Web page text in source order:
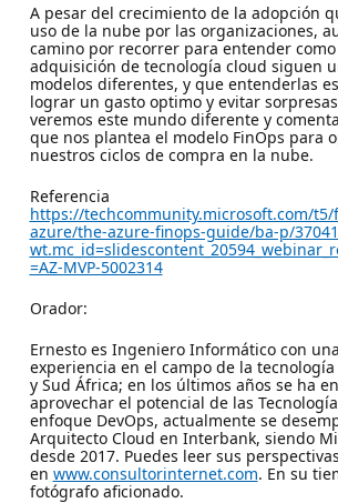
A pesar del crecimiento de la adopción
uso de la nube por las organizaciones,
camino por recorrer para entender
adquisición de tecnología cloud siguen
modelos diferentes, y que entenderlas
lograr un gasto optimo y evitar
veremos este mundo diferente y
que nos plantea el modelo FinOps para
nuestros ciclos de compra en la nube.
Referencia
https://techcommunity.microsoft.com/
azure/the-azure-finops-guide/ba-p/
=AZ-MVP-5002314
Orador:
Ernesto es Ingeniero Informático con
experiencia en el campo de la tecnología
y Sud África; en los últimos años se ha
aprovechar el potencial de las
enfoque DevOps, actualmente se
Arquitecto Cloud en Interbank, siendo
desde 2017. Puedes leer sus
en www.consultorinternet.com. En su
fotógrafo aficionado.